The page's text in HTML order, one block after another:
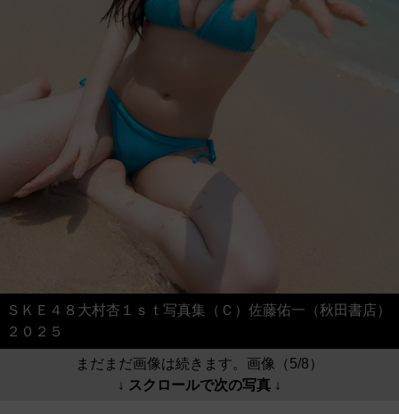
ＳＫＥ４８大村杏１ｓｔ写真集（Ｃ）佐藤佑一（秋田書店）
２０２５
まだまだ画像は続きます。画像（5/8）
↓ スクロールで次の写真 ↓